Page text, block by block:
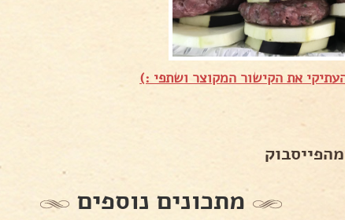
את הקישור המקוצר ושתפי :)
מתכונים נוספים